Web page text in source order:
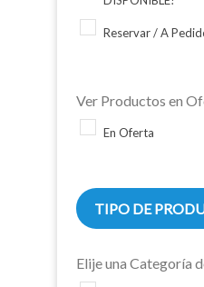
Reservar / A
Ver Productos en
En Oferta
TIPO DE
Elije una Categoría